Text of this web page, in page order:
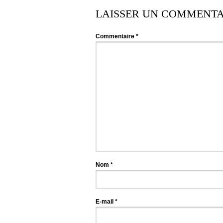
LAISSER UN
Commentaire *
Nom *
E-mail *